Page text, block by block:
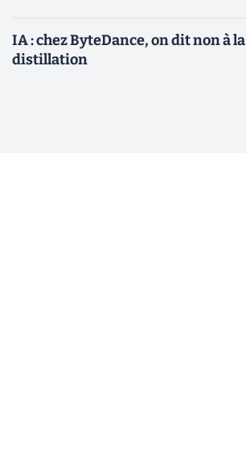
IA : chez ByteDance, on dit non à la
distillation